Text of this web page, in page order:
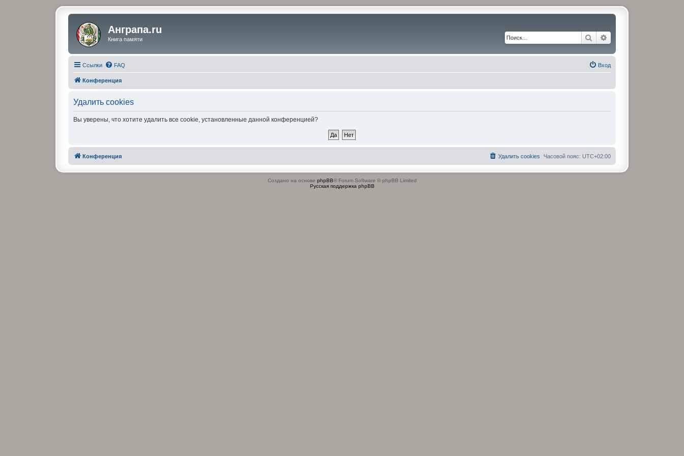
Анграпа.ru
Книга памяти Поиск
Ссылки FAQ Вход
Конференция
Удалить cookies
Вы уверены, что хотите удалить все cookie, установленные данной конференцией?
Конференция Часовой пояс: UTC+02:00
Удалить cookies
Создано на основе phpBB® Forum Software © phpBB Limited
Русская поддержка phpBB